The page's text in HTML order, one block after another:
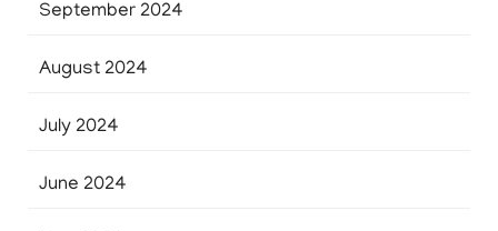
September 2024
August 2024
July 2024
June 2024